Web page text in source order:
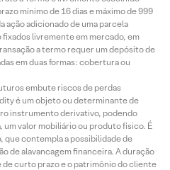
mínimo de 16 dias e máximo de 999
ação adicionado de uma parcela
livremente em mercado, em
a termo requer um depósito de
em duas formas: cobertura ou
embute riscos de perdas
é um objeto ou determinante de
instrumento derivativo, podendo
valor mobiliário ou produto físico. É
contempla a possibilidade de
de alavancagem financeira. A duração
curto prazo e o patrimônio do cliente